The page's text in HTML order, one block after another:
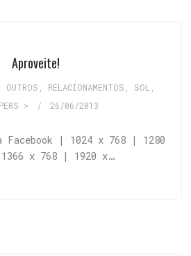
Aproveite!
OUTROS RELACIONAMENTOS SOL
>
/ 26/06/2013
Facebook | 1024 x 768 | 1280
x 768 | 1920 x…